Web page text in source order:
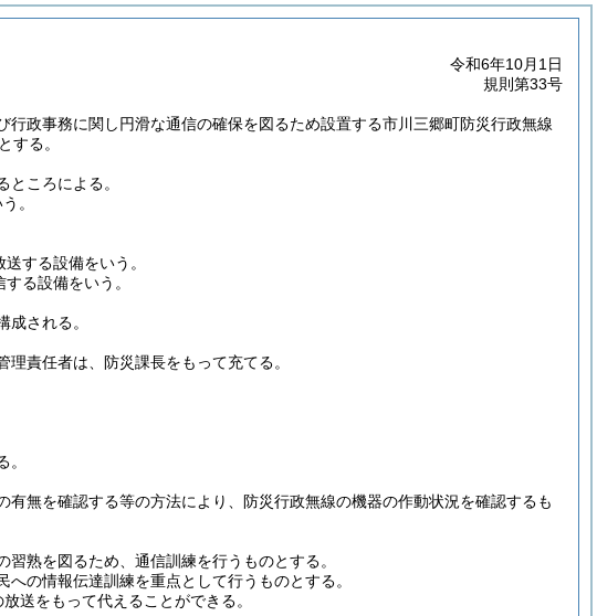
令和6年10月1日
規則第33号
政事務に関し円滑な通信の確保を図るため設置する市川三郷町防災行政無線
する。
ところによる。
。
する設備をいう。
る設備をいう。
される。
責任者は、防災課長をもって充てる。
無を確認する等の方法により、防災行政無線の機器の作動状況を確認するも
熟を図るため、通信訓練を行うものとする。
の情報伝達訓練を重点として行うものとする。
送をもって代えることができる。